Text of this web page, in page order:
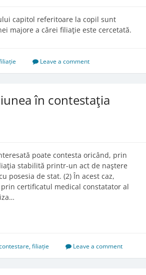
capitol referitoare la copil sunt
majore a cărei filiaţie este cercetată.
Leave a comment
în contestaţia
poate contesta oricând, prin
stabilită printr-un act de naştere
posesia de stat. (2) În acest caz,
certificatul medical constatator al
,filiație Leave a comment